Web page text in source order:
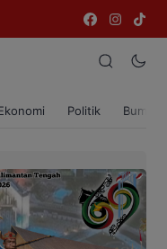
Politik Bumi